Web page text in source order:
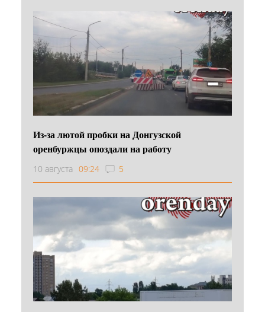
Из-за лютой пробки на Донгузской
оренбуржцы опоздали на работу
10 августа 09:24 5